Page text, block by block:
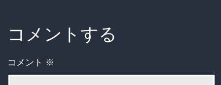
コメントする
コメント ※